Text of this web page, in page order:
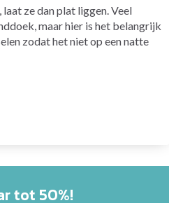
ze dan plat liggen. Veel
maar hier is het belangrijk
zodat het niet op een natte
tot 50%!